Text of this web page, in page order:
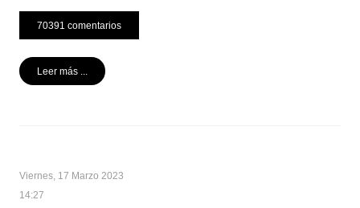
70391 comentarios
Leer más ...
Viernes, 17 Marzo 2023
14:27